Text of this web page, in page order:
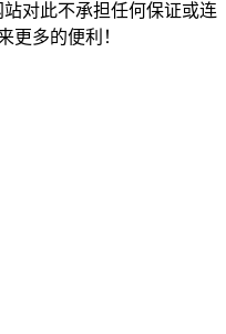
对此不承担任何保证或连
更多的便利！